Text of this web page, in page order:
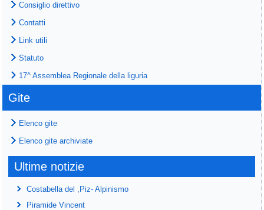
Consiglio direttivo
Contatti
Link utili
Statuto
17^ Assemblea Regionale della liguria
Gite
Elenco gite
Elenco gite archiviate
Ultime notizie
Costabella del ,Piz- Alpinismo
Piramide Vincent